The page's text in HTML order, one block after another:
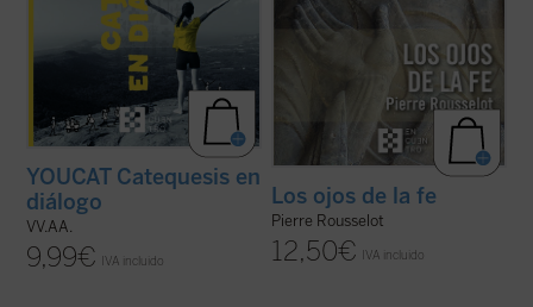
YOUCAT Catequesis en
diálogo
VV.AA.
9,99€ IVA incluido
Los ojos de la fe
Pierre Rousselot
12,50€ IVA incluido